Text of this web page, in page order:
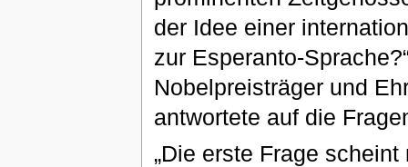
der Idee einer
zur Esperanto-
Nobelpreisträger und
antwortete auf die
„Die erste Frage